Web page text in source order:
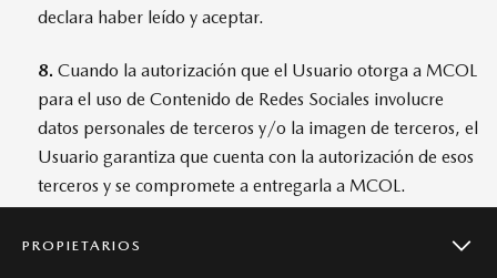
declara haber leído y aceptar.
8. Cuando la autorización que el Usuario otorga a MCOL
para el uso de Contenido de Redes Sociales involucre
datos personales de terceros y/o la imagen de terceros, el
Usuario garantiza que cuenta con la autorización de esos
terceros y se compromete a entregarla a MCOL.
PROPIETARIOS